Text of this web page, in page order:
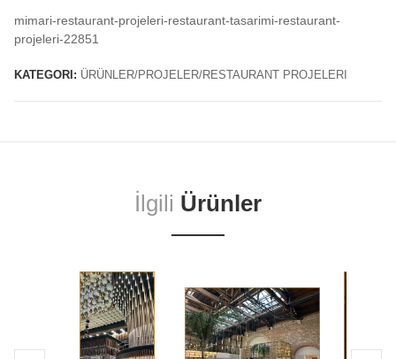
mimari-restaurant-projeleri-restaurant-tasarimi-restaurant-
projeleri-22851
KATEGORI: ÜRÜNLER/PROJELER/RESTAURANT PROJELERI
İlgili Ürünler